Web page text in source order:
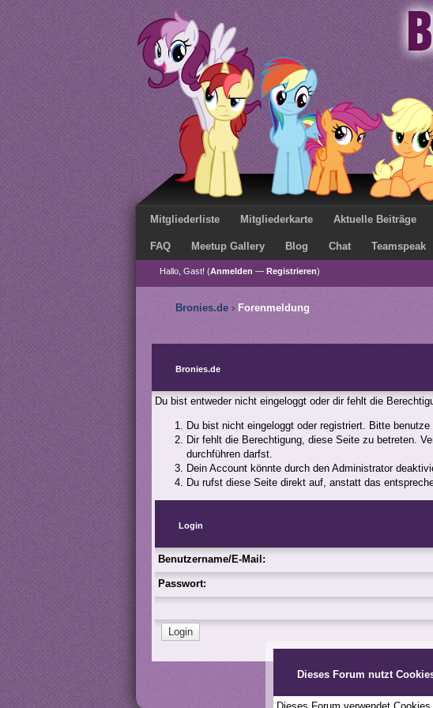
Dieses Forum nutzt
Mitgliederliste Mitgliederkarte Aktuelle Beiträge
FAQ Meetup Gallery Blog Chat Teamspeak
Hallo, Gast! (Anmelden — Registrieren)
Bronies.de › Forenmeldung
Bronies.de
Du bist entweder nicht eingeloggt oder dir fehlt die
Du bist nicht eingeloggt oder registriert. Bitte
Dir fehlt die Berechtigung, diese Seite zu betreten.
durchführen darfst.
Dein Account könnte durch den Administrator
Du rufst diese Seite direkt auf, anstatt das
Login
Benutzername/E-Mail:
Passwort: